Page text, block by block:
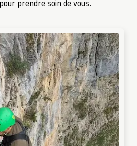
prendre soin de vous.